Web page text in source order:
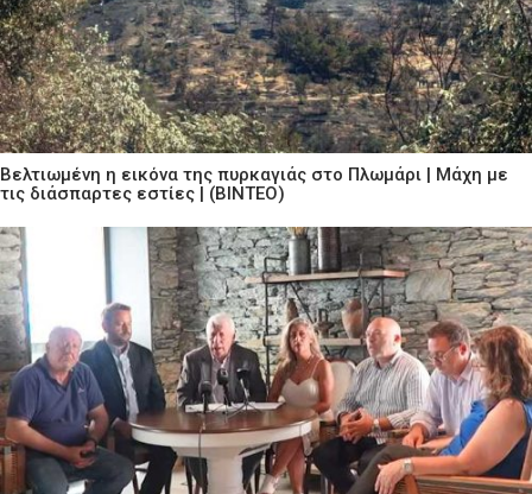
Βελτιωμένη η εικόνα της πυρκαγιάς στο Πλωμάρι | Μάχη με
τις διάσπαρτες εστίες | (ΒΙΝΤΕΟ)